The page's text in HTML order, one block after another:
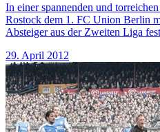
In einer spannenden und
Rostock dem 1. FC Union Berlin
Absteiger aus der Zweiten Liga fest
29. April 2012